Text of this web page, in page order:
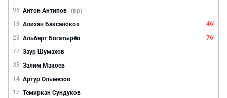
96 Антон Антипов (вр)
19 Алихан Баксаноков
46'
23 Альберт Богатырёв
76'
77 Заур Шумахов
33 Залим Макоев
14 Артур Ольмезов
17 Темиркан Сундуков